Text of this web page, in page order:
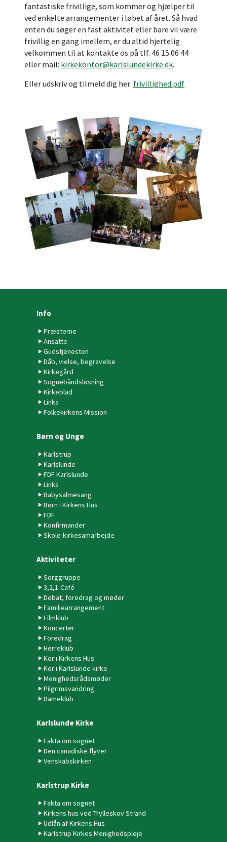
fantastiske frivillige, som kommer og hjælper til
ved enkelte arrangementer i løbet af året. Så hvad
enten du søger en fast aktivitet eller bare vil være
frivillig en gang imellem, er du altid hjertelig
velkommen til at kontakte os på tlf. 46 15 06 44
eller mail: kirkekontor@karlslundekirke.dk.
Eller udskriv og tilmeld dig her: frivillighed.pdf
Info
Præsterne
Ansatte
Gudstjenesten
Dåb, vielse, begravelse
Kirkegård
Sognebåndsløsning
Kirkeblad
Links
Folkekirkens Mission
Børn og Unge
Karlstrup
Karlslunde
FDF Karlslunde
Links
Babysalmesang
Børn i Kirkens Hus
FDF
Konfirmander
Skole-kirkesamarbejde
Aktiviteter
Sorggruppe
3,2,1-Café
Debat, foredrag og møder
Familiearrangement
Filmklub
Koncerter
Foredrag
Herreklub
Kor i Kirkens Hus
Kor i Karlslunde kirke
Menighedsrådsmøder
Pilgrimsvandring
Dameklub
Karlslunde Kirke
Fakta om sognet
Den canadiske flyver
Venskabskirken
Karlstrup Kirke
Fakta om sognet
Kirkens hus ved Trylleskov Strand
Udlån af Kirkens Hus
Karlstrup Kirkes Menighedspleje